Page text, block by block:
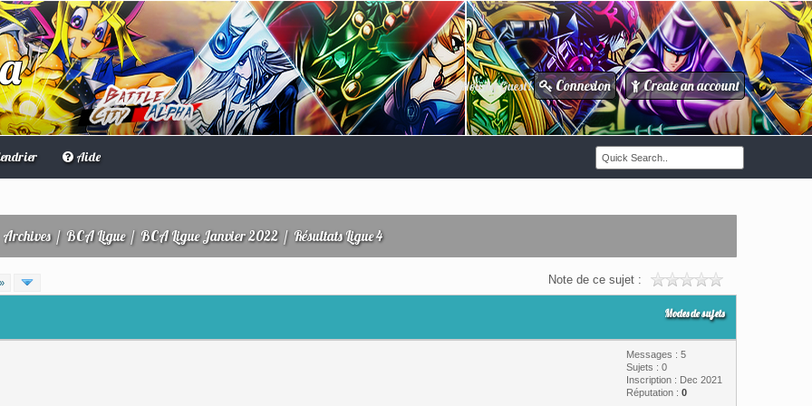
Howdy Guest! Connexion / Create an account
Aide
Archives/ BCA Ligue/ BCA Ligue Janvier 2022 / Résultats Ligue 4
Note de ce sujet :
Modes de sujets
Messages : 5
Sujets : 0
Inscription : Dec 2021
Réputation : 0